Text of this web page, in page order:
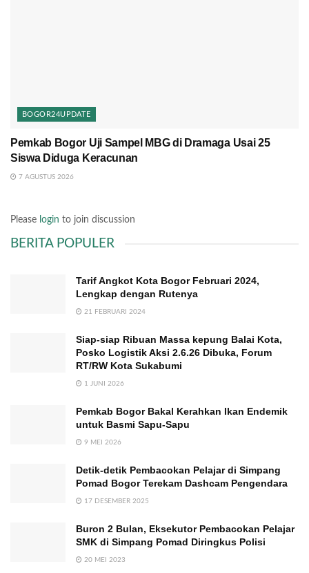
BOGOR24UPDATE
Pemkab Bogor Uji Sampel MBG di Dramaga Usai 25
Siswa Diduga Keracunan
7 AGUSTUS 2026
Please login to join discussion
BERITA POPULER
Tarif Angkot Kota Bogor Februari 2024,
Lengkap dengan Rutenya
21 FEBRUARI 2024
Siap-siap Ribuan Massa kepung Balai Kota,
Posko Logistik Aksi 2.6.26 Dibuka, Forum
RT/RW Kota Sukabumi
1 JUNI 2026
Pemkab Bogor Bakal Kerahkan Ikan Endemik
untuk Basmi Sapu-Sapu
9 MEI 2026
Detik-detik Pembacokan Pelajar di Simpang
Pomad Bogor Terekam Dashcam Pengendara
17 DESEMBER 2025
Buron 2 Bulan, Eksekutor Pembacokan Pelajar
SMK di Simpang Pomad Diringkus Polisi
20 MEI 2023